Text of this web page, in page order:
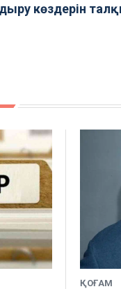
көздерін
ҚОҒАМ